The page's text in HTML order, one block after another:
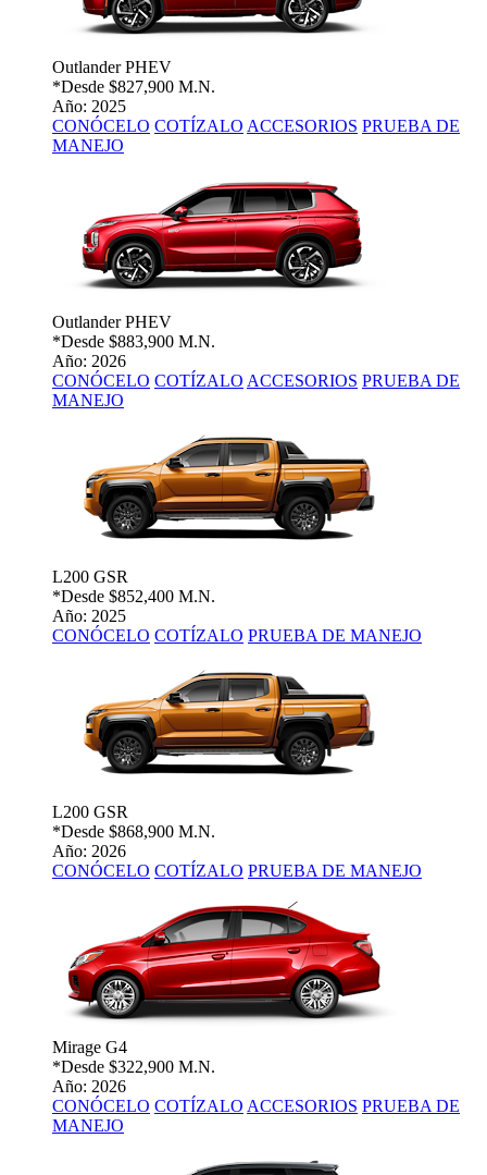
Outlander PHEV
*Desde $827,900 M.N.
Año: 2025
CONÓCELO COTÍZALO ACCESORIOS PRUEBA DE
MANEJO
Outlander PHEV
*Desde $883,900 M.N.
Año: 2026
CONÓCELO COTÍZALO ACCESORIOS PRUEBA DE
MANEJO
L200 GSR
*Desde $852,400 M.N.
Año: 2025
CONÓCELO COTÍZALO PRUEBA DE MANEJO
L200 GSR
*Desde $868,900 M.N.
Año: 2026
CONÓCELO COTÍZALO PRUEBA DE MANEJO
Mirage G4
*Desde $322,900 M.N.
Año: 2026
CONÓCELO COTÍZALO ACCESORIOS PRUEBA DE
MANEJO